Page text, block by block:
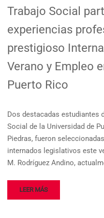
Trabajo Social
experiencias
prestigioso
Verano y Empleo
Puerto Rico
Dos destacadas estudiantes
Social de la Universidad de
Piedras, fueron
internados legislativos este
M. Rodríguez Andino,
LEER MÁS